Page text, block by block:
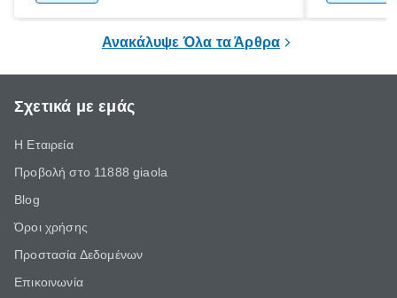
και ένας ημερήσιος περίπατος 20 λεπτών
γιατί θα
Ανακάλυψε Όλα τα Άρθρα
Σχετικά με εμάς
Η Εταιρεία
Προβολή στο 11888 giaola
Blog
Όροι χρήσης
Προστασία Δεδομένων
Επικοινωνία